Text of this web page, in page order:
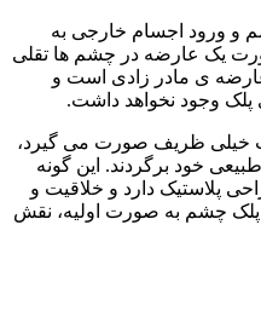
و ورود اجسام خارجی به
یک عارضه در چشم ها تقلی
ی مادر زادی است و
وجود نخواهد داشت.
خیلی ظریف صورت می گیرد،
خود برگردند. این گونه
پلاستیک دارد و خلاقیت و
پلک چشم به صورت اولیه، نقش